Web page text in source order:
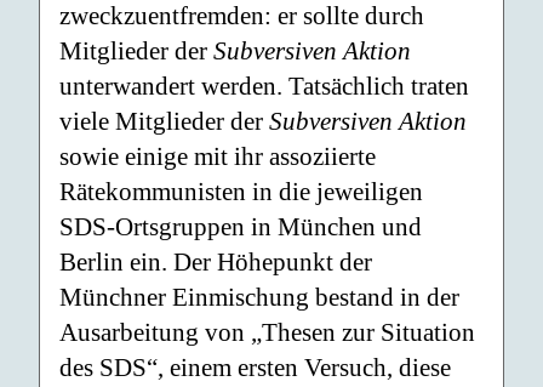
zweckzuentfremden: er sollte durch
Mitglieder der Subversiven Aktion
unterwandert werden. Tatsächlich traten
viele Mitglieder der Subversiven Aktion
sowie einige mit ihr assoziierte
Rätekommunisten in die jeweiligen
SDS-Ortsgruppen in München und
Berlin ein. Der Höhepunkt der
Münchner Einmischung bestand in der
Ausarbeitung von „Thesen zur Situation
des SDS“, einem ersten Versuch, diese